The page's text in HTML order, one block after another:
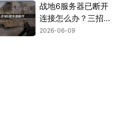
战地6服务器已断开
连接怎么办？三招告
别服务器断开连接！
2026-06-09